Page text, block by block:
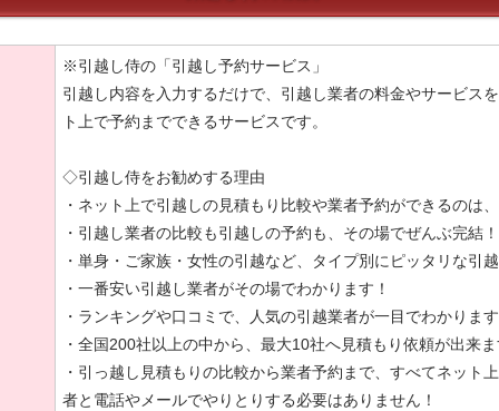
※引越し侍の「引越し予約サービス」
引越し内容を入力するだけで、引越し業者の料金やサービス
ト上で予約までできるサービスです。
◇引越し侍をお勧めする理由
・ネット上で引越しの見積もり比較や業者予約ができるのは
・引越し業者の比較も引越しの予約も、その場でぜんぶ完結！
・単身・ご家族・女性の引越など、タイプ別にピッタリな引
・一番安い引越し業者がその場でわかります！
・ランキングや口コミで、人気の引越業者が一目でわかりま
・全国200社以上の中から、最大10社へ見積もり依頼が出来
・引っ越し見積もりの比較から業者予約まで、すべてネット
者と電話やメールでやりとりする必要はありません！